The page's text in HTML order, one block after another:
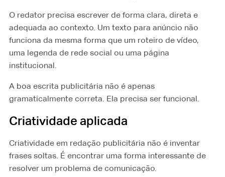
O redator precisa escrever de forma clara, direta e
adequada ao contexto. Um texto para anúncio não
funciona da mesma forma que um roteiro de vídeo,
uma legenda de rede social ou uma página
institucional.
A boa escrita publicitária não é apenas
gramaticalmente correta. Ela precisa ser funcional.
Criatividade aplicada
Criatividade em redação publicitária não é inventar
frases soltas. É encontrar uma forma interessante de
resolver um problema de comunicação.